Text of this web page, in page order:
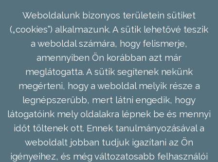
Weboldalunk bizonyos területein sütiket
(„cookies”) alkalmazunk. A sütik lehetővé teszik
a weboldal számára, hogy felismerje,
amennyiben Ön korábban azt már
meglátogatta. A sütik segítenek nekünk
megérteni, hogy a weboldal melyik része a
legnépszerűbb, mert látni engedik, hogy
látogatóink mely oldalakra lépnek be és mennyi
időt töltenek ott. Ennek tanulmányozásával a
weboldalt jobban tudjuk igazítani az Ön
igényeihez, és még változatosabb felhasználói